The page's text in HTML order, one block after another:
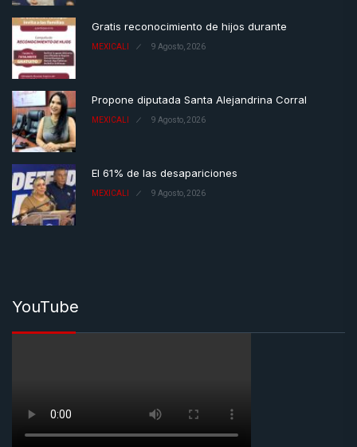
Gratis reconocimiento de hijos durante
MEXICALI 9 Agosto, 2026
Propone diputada Santa Alejandrina Corral
MEXICALI 9 Agosto, 2026
El 61% de las desapariciones
MEXICALI 9 Agosto, 2026
YouTube